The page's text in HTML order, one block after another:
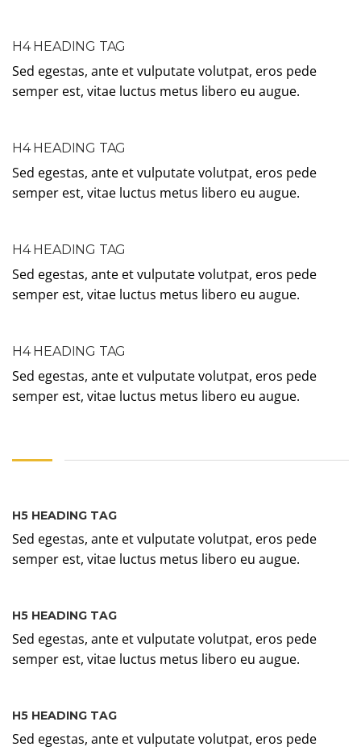
H4 HEADING TAG
Sed egestas, ante et vulputate volutpat, eros pede
semper est, vitae luctus metus libero eu augue.
H4 HEADING TAG
Sed egestas, ante et vulputate volutpat, eros pede
semper est, vitae luctus metus libero eu augue.
H4 HEADING TAG
Sed egestas, ante et vulputate volutpat, eros pede
semper est, vitae luctus metus libero eu augue.
H4 HEADING TAG
Sed egestas, ante et vulputate volutpat, eros pede
semper est, vitae luctus metus libero eu augue.
H5 HEADING TAG
Sed egestas, ante et vulputate volutpat, eros pede
semper est, vitae luctus metus libero eu augue.
H5 HEADING TAG
Sed egestas, ante et vulputate volutpat, eros pede
semper est, vitae luctus metus libero eu augue.
H5 HEADING TAG
Sed egestas, ante et vulputate volutpat, eros pede